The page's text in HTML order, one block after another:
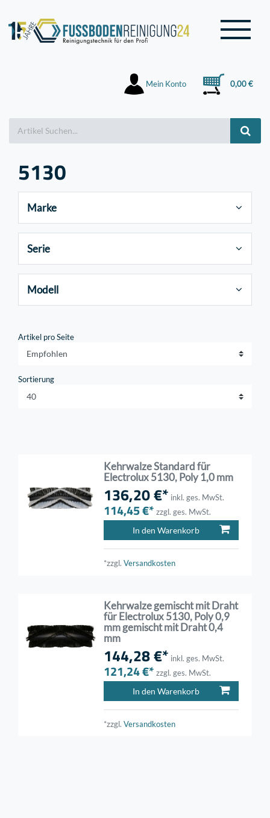
Mein Konto 0,00 €
5130
Marke
Serie
Modell
Artikel pro Seite
Sortierung
Kehrwalze Standard für
Electrolux 5130, Poly 1,0 mm
136,20 €* inkl. ges. MwSt.
114,45 €* zzgl. ges. MwSt.
In den Warenkorb
*zzgl.Versandkosten
Kehrwalze gemischt mit Draht
für Electrolux 5130, Poly 0,9
mm gemischt mit Draht 0,4
mm
144,28 €* inkl. ges. MwSt.
121,24 €* zzgl. ges. MwSt.
In den Warenkorb
*zzgl.Versandkosten